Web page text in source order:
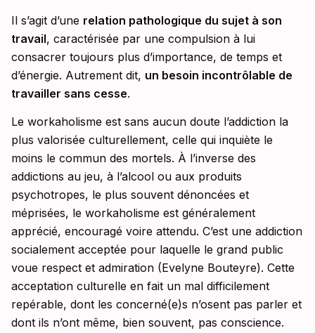
Il s’agit d’une relation pathologique du sujet à son
travail, caractérisée par une compulsion à lui
consacrer toujours plus d’importance, de temps et
d’énergie. Autrement dit, un besoin incontrôlable de
travailler sans cesse.
Le workaholisme est sans aucun doute l’addiction la
plus valorisée culturellement, celle qui inquiète le
moins le commun des mortels. À l’inverse des
addictions au jeu, à l’alcool ou aux produits
psychotropes, le plus souvent dénoncées et
méprisées, le workaholisme est généralement
apprécié, encouragé voire attendu. C’est une addiction
socialement acceptée pour laquelle le grand public
voue respect et admiration (Evelyne Bouteyre). Cette
acceptation culturelle en fait un mal difficilement
repérable, dont les concerné(e)s n’osent pas parler et
dont ils n’ont même, bien souvent, pas conscience.